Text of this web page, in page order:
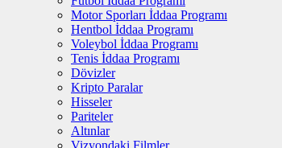
Motor Sporları İddaa Programı
Hentbol İddaa Programı
Voleybol İddaa Programı
Tenis İddaa Programı
Dövizler
Kripto Paralar
Hisseler
Pariteler
Altınlar
Vizyondaki Filmler